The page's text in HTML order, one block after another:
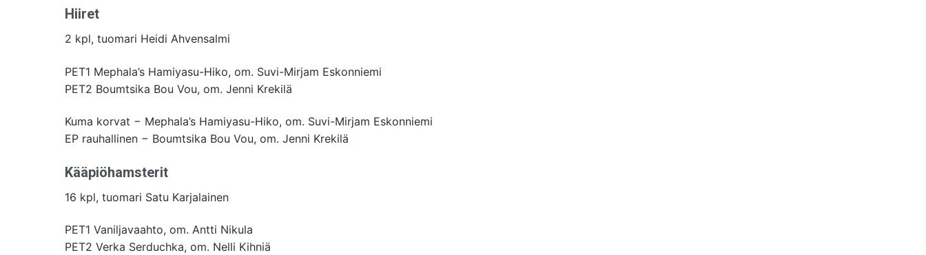
Hiiret
2 kpl, tuomari Heidi Ahvensalmi
PET1 Mephala’s Hamiyasu-Hiko, om. Suvi-Mirjam Eskonniemi
PET2 Boumtsika Bou Vou, om. Jenni Krekilä
Kuma korvat − Mephala’s Hamiyasu-Hiko, om. Suvi-Mirjam Eskonniemi
EP rauhallinen − Boumtsika Bou Vou, om. Jenni Krekilä
Kääpiöhamsterit
16 kpl, tuomari Satu Karjalainen
PET1 Vaniljavaahto, om. Antti Nikula
PET2 Verka Serduchka, om. Nelli Kihniä